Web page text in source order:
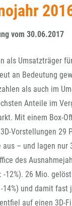
vom 30.06.2017
als Umsatzträger
an Bedeutung
als auch im
Anteile im
Mit einem Box-
Vorstellungen 29
aus – und lagen nur
des
-12%). 26 Mio.
14%) und damit fast
auf einen 3D-